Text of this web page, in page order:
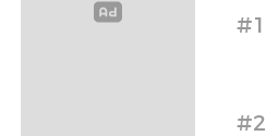
#1
#2